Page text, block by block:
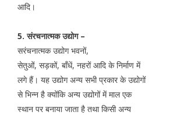
आदि।
5. संरचनात्मक उद्योग –
सरंचनात्मक उद्योग भवनों,
सेतुओं, सड़कों, बाँधें, नहरों आदि के निर्माण में
लगे हैं। यह उद्योग अन्य सभी प्रकार के उद्योगों
से भिन्न है क्योंकि अन्य उद्योगों में माल एक
स्थान पर बनाया जाता है तथा किसी अन्य